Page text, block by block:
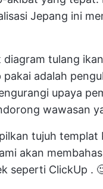
Jepang ini
diagram tulang
adalah
upaya
wawasan
tujuh
akan
seperti ClickUp .